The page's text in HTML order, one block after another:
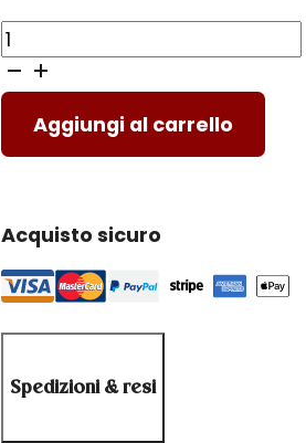
LIQUORE
SASSOVO
-
Roteglia
quantità
Aggiungi al carrello
Acquisto sicuro
Spedizioni & resi